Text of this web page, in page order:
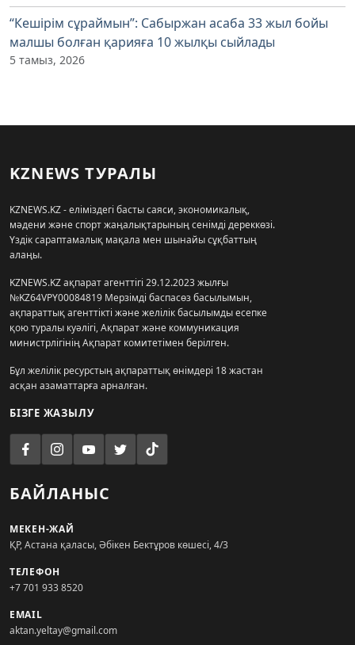
“Кешірім сұраймын”: Сабыржан асаба 33 жыл бойы
малшы болған қарияға 10 жылқы сыйлады
5 тамыз, 2026
KZNEWS ТУРАЛЫ
KZNEWS.KZ - еліміздегі басты саяси, экономикалық,
мәдени және спорт жаңалықтарының сенімді дереккөзі.
Үздік сараптамалық мақала мен шынайы сұқбаттың
алаңы.
KZNEWS.KZ ақпарат агенттігі 29.12.2023 жылғы
№KZ64VPY00084819 Мерзімді баспасөз басылымын,
ақпараттық агенттікті және желілік басылымды есепке
қою туралы куәлігі, Ақпарат және коммуникация
министрлігінің Ақпарат комитетімен берілген.
Бұл желілік ресурстың ақпараттық өнімдері 18 жастан
асқан азаматтарға арналған.
БІЗГЕ ЖАЗЫЛУ
БАЙЛАНЫС
МЕКЕН-ЖАЙ
ҚР, Астана қаласы, Әбікен Бектұров көшесі, 4/3
ТЕЛЕФОН
+7 701 933 8520
EMAIL
aktan.yeltay@gmail.com